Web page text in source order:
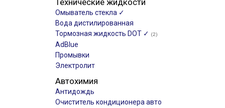
Технические жидкости
Омыватель стекла ✓
Вода дистилированная
Тормозная жидкость DOT ✓ (2)
AdBlue
Промывки
Электролит
Автохимия
Антидождь
Очиститель кондиционера авто